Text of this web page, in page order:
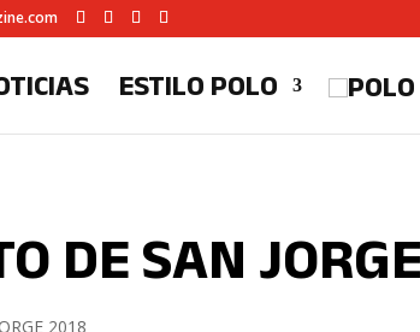
ESTILO POLO
DE SAN